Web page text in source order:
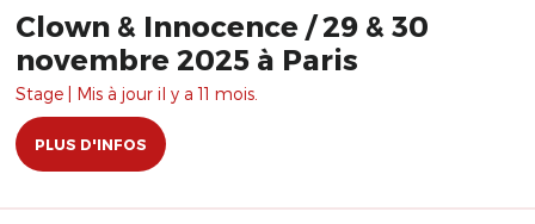
Clown & Innocence / 29 & 30
novembre 2025 à Paris
Stage | Mis à jour il y a 11 mois.
PLUS D'INFOS